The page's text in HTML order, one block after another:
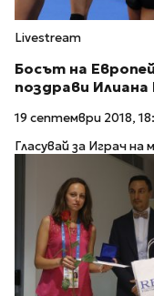
Livestream
Босът на
поздрави Илиана
19 септември 2018,
Гласувай за Играч